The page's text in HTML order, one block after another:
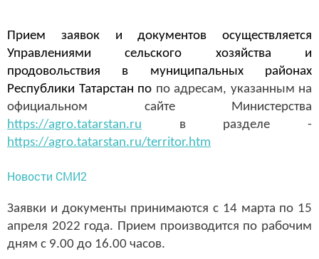
Прием заявок и документов осуществляется
Управлениями сельского хозяйства и
продовольствия в муниципальных районах
Республики Татарстан по по адресам, указанным на
официальном сайте Министерства
https://agro.tatarstan.ru в разделе -
https://agro.tatarstan.ru/territor.htm
Новости СМИ2
Заявки и документы принимаются с 14 марта по 15
апреля 2022 года. Прием производится по рабочим
дням с 9.00 до 16.00 часов.